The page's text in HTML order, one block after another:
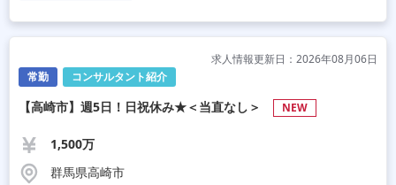
常勤 コンサルタント紹介
求人情報更新日：2026年08月06日
【高崎市】週5日！日祝休み★＜当直なし＞ NEW
1,500万
群馬県高崎市